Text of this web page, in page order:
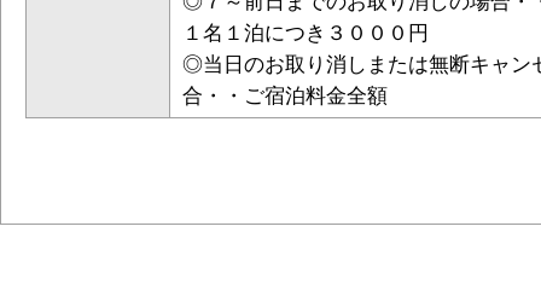
１名１泊につき３０００円
◎当日のお取り消しまたは無断キャン
合・・ご宿泊料金全額